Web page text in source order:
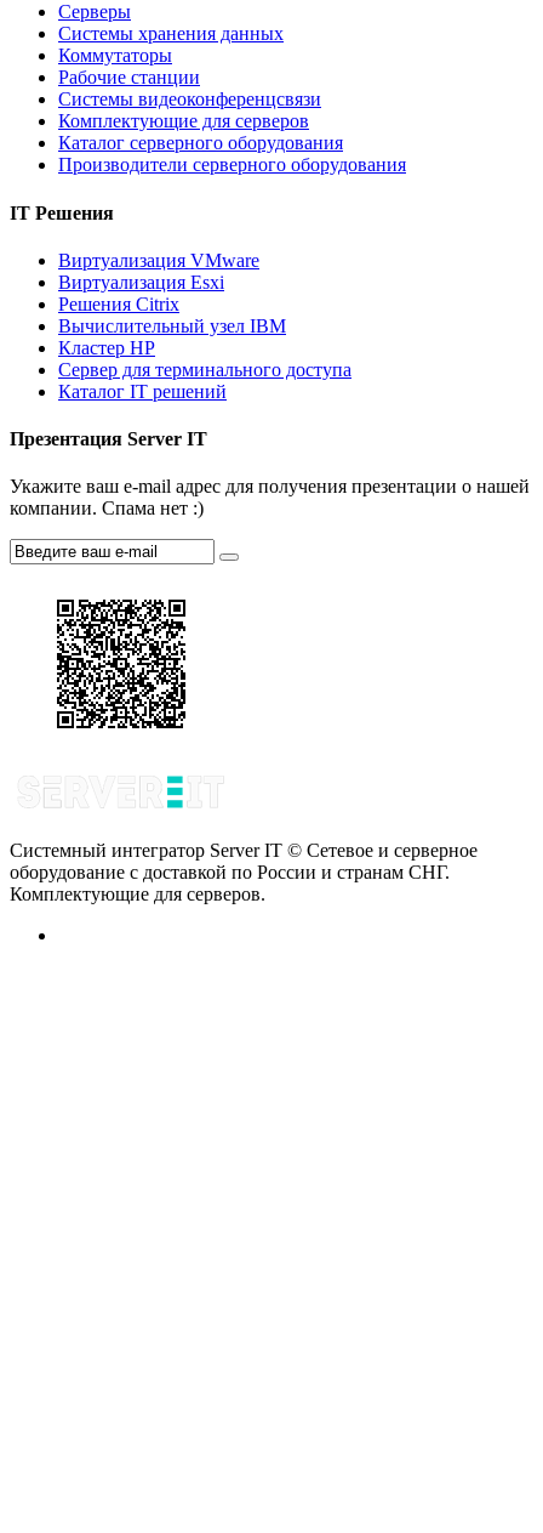
Серверы
Системы хранения данных
Коммутаторы
Рабочие станции
Системы видеоконференцсвязи
Комплектующие для серверов
Каталог серверного оборудования
Производители серверного оборудования
IT Решения
Виртуализация VMware
Виртуализация Esxi
Решения Citrix
Вычислительный узел IBM
Кластер HP
Сервер для терминального доступа
Каталог IT решений
Презентация Server IT
Укажите ваш e-mail адрес для получения презентации о нашей
компании. Спама нет :)
Системный интегратор Server IT © Сетевое и серверное
оборудование с доставкой по России и странам СНГ.
Комплектующие для серверов.